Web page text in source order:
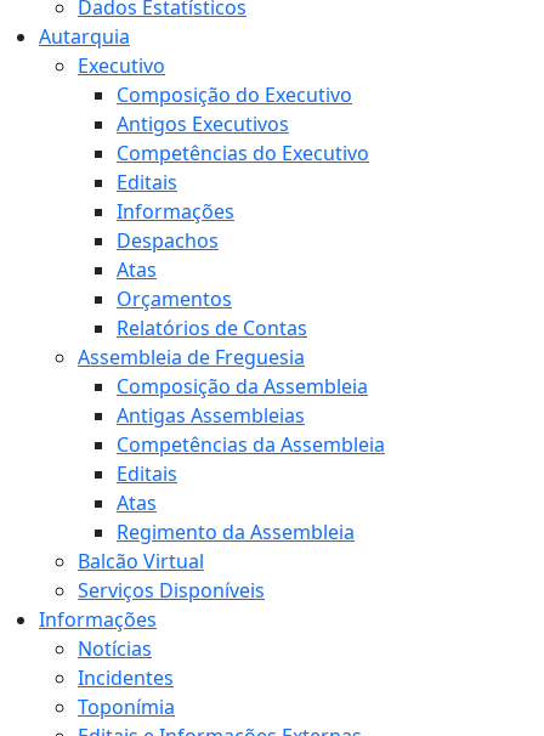
Dados Estatísticos
Autarquia
Executivo
Composição do Executivo
Antigos Executivos
Competências do Executivo
Editais
Informações
Despachos
Atas
Orçamentos
Relatórios de Contas
Assembleia de Freguesia
Composição da Assembleia
Antigas Assembleias
Competências da Assembleia
Editais
Atas
Regimento da Assembleia
Balcão Virtual
Serviços Disponíveis
Informações
Notícias
Incidentes
Toponímia